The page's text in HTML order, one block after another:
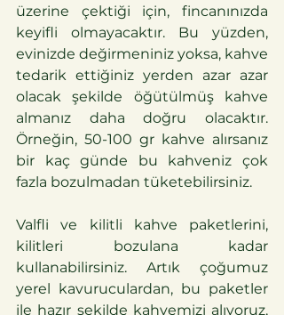
üzerine çektiği için, fincanınızda
keyifli olmayacaktır. Bu yüzden,
evinizde değirmeniniz yoksa, kahve
tedarik ettiğiniz yerden azar azar
olacak şekilde öğütülmüş kahve
almanız daha doğru olacaktır.
Örneğin, 50-100 gr kahve alırsanız
bir kaç günde bu kahveniz çok
fazla bozulmadan tüketebilirsiniz.
Valfli ve kilitli kahve paketlerini,
kilitleri bozulana kadar
kullanabilirsiniz. Artık çoğumuz
yerel kavuruculardan, bu paketler
ile hazır şekilde kahvemizi alıyoruz,